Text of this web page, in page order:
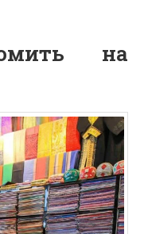
на